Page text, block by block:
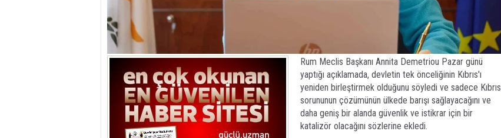
Rum Meclis Başkanı Annita Demetriou Pazar günü
yaptığı açıklamada, devletin tek önceliğinin Kıbrıs'ı
yeniden birleştirmek olduğunu söyledi ve sadece Kıbrıs
sorununun çözümünün ülkede barışı sağlayacağını ve
daha geniş bir alanda güvenlik ve istikrar için bir
katalizör olacağını sözlerine ekledi.